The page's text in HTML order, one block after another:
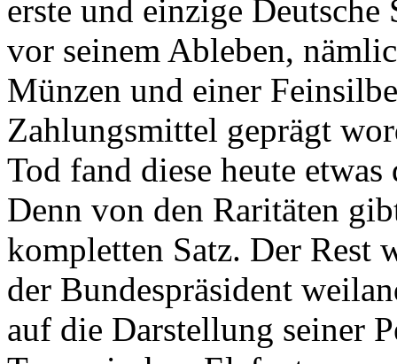
erste und einzige Deutsche
vor seinem Ableben,
Münzen und einer
Zahlungsmittel geprägt
Tod fand diese heute
Denn von den Raritäten
kompletten Satz. Der Rest
der Bundespräsident
auf die Darstellung seiner